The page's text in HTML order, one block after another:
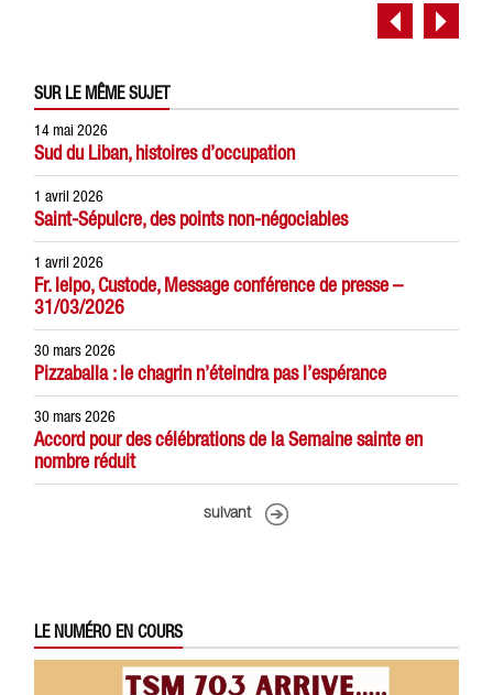
SUR LE MÊME SUJET
14 mai 2026
Sud du Liban, histoires d’occupation
1 avril 2026
Saint-Sépulcre, des points non-négociables
1 avril 2026
Fr. Ielpo, Custode, Message conférence de presse –
31/03/2026
30 mars 2026
Pizzaballa : le chagrin n’éteindra pas l’espérance
30 mars 2026
Accord pour des célébrations de la Semaine sainte en
nombre réduit
suivant
LE NUMÉRO EN COURS